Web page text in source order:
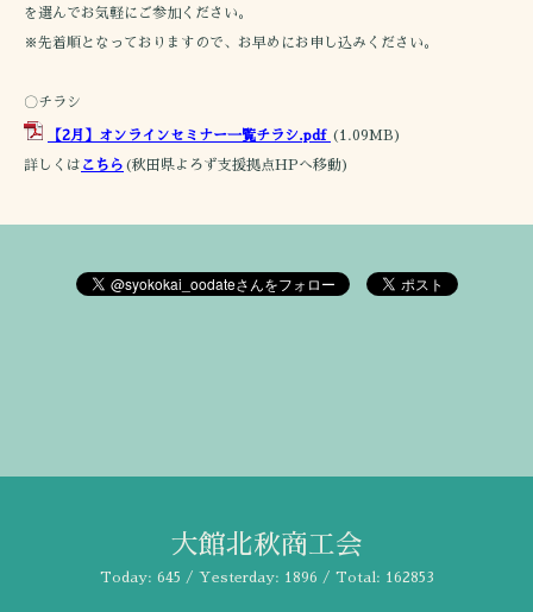
を選んでお気軽にご参加ください。
※先着順となっておりますので、お早めにお申し込みください。
〇チラシ
【2月】オンラインセミナー一覧チラシ.pdf (1.09MB)
詳しくは こちら (秋田県よろず支援拠点HPへ移動)
大館北秋商工会
Today: 645 / Yesterday: 1896 / Total: 162853